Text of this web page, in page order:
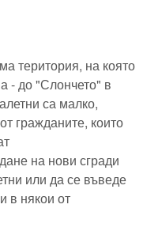
територия, на която
- до "Слончето" в
са малко,
гражданите, които
на нови сгради
или да се въведе
в някои от